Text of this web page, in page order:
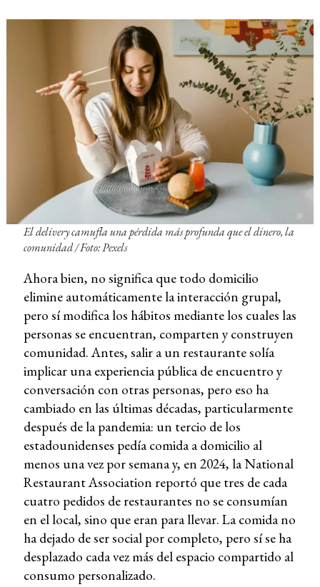
El delivery camufla una pérdida más profunda que el dinero, la
comunidad / Foto: Pexels
Ahora bien, no significa que todo domicilio
elimine automáticamente la interacción grupal,
pero sí modifica los hábitos mediante los cuales las
personas se encuentran, comparten y construyen
comunidad. Antes, salir a un restaurante solía
implicar una experiencia pública de encuentro y
conversación con otras personas, pero eso ha
cambiado en las últimas décadas, particularmente
después de la pandemia: un tercio de los
estadounidenses pedía comida a domicilio al
menos una vez por semana y, en 2024, la National
Restaurant Association reportó que tres de cada
cuatro pedidos de restaurantes no se consumían
en el local, sino que eran para llevar. La comida no
ha dejado de ser social por completo, pero sí se ha
desplazado cada vez más del espacio compartido al
consumo personalizado.